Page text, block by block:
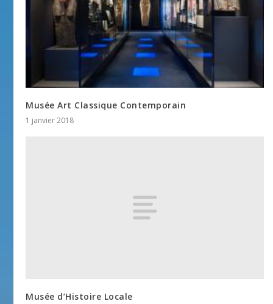
Musée Art Classique Contemporain
1 janvier 2018
Musée d’Histoire Locale